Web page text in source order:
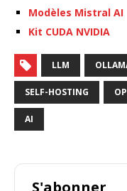
Modèles Mistral AI
Kit CUDA NVIDIA
LLM
SELF-HOSTING
AI